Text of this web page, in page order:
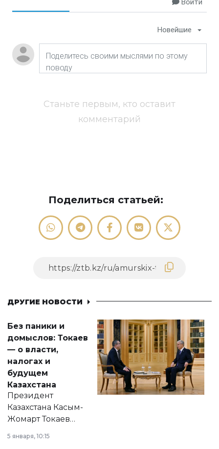
Войти
Новейшие
Станьте первым, кто оставит
комментарий
Поделиться статьей:
ДРУГИЕ НОВОСТИ
Без паники и
домыслов: Токаев
— о власти,
налогах и
будущем
Казахстана
Президент
Казахстана Касым-
Жомарт Токаев
сразу несколько
5 января, 10:15